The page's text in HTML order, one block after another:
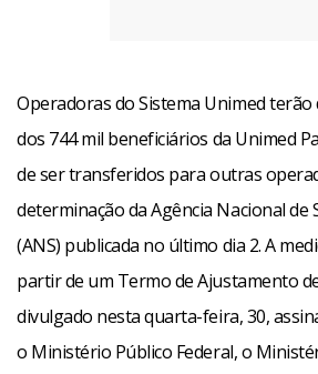
Operadoras do Sistema Unimed
dos 744 mil beneficiários da Unimed
de ser transferidos para outras
determinação da Agência Nacional de
(ANS) publicada no último dia 2. A
partir de um Termo de Ajustamento
divulgado nesta quarta-feira, 30,
o Ministério Público Federal, o